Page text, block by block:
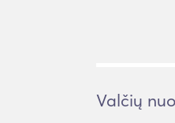
Valčių